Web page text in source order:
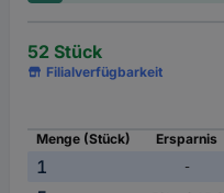
52 Stück
Filialverfügbarkeit
Menge (Stück)
Ersparnis
1 -